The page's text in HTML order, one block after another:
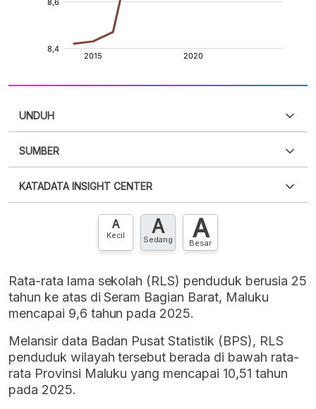
UNDUH
XLS
SUMBER
punya akun?Silakan Daftar sekarang
KATADATA INSIGHT CENTER
Hubungi sekarang »
A
Kecil A
Sedang A
Besar
Rata-rata lama sekolah (RLS) penduduk berusia 25
tahun ke atas di Seram Bagian Barat, Maluku
mencapai 9,6 tahun pada 2025.
Melansir data Badan Pusat Statistik (BPS), RLS
penduduk wilayah tersebut berada di bawah rata-
rata Provinsi Maluku yang mencapai 10,51 tahun
pada 2025.